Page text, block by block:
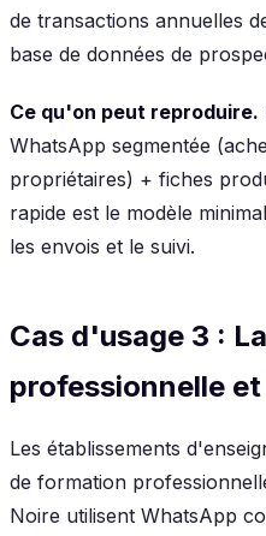
de transactions annuelles
base de données de
Ce qu'on peut reproduire.
WhatsApp segmentée
propriétaires) + fiches
rapide est le modèle
les envois et le suivi.
Cas d'usage 3 :
professionnelle
Les établissements
de formation
Noire utilisent WhatsApp